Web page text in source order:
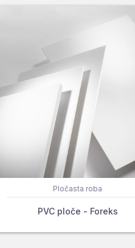
Pločasta roba
PVC ploče - Foreks